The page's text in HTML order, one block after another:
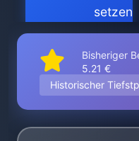
setzen
Bisheriger
5.21 €
Historischer